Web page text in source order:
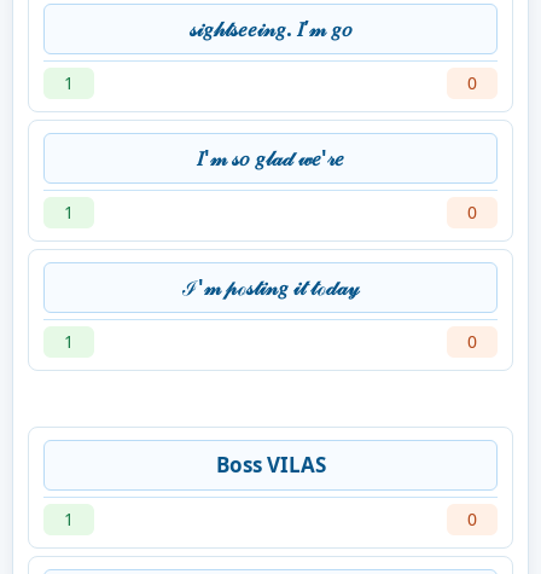
𝓈𝒾𝑔𝒽𝓉𝓈𝑒𝑒𝒾𝓃𝑔. 𝐼’𝓂 𝑔𝑜
1 0
𝐼'𝓂 𝓈𝑜 𝑔𝓁𝒶𝒹 𝓌𝑒'𝓇𝑒
1 0
ℐ'𝓂 𝓅ℴ𝓈𝓉𝒾𝓃𝑔 𝒾𝓉 𝓉ℴ𝒹𝒶𝓎
1 0
Boss VILAS
1 0